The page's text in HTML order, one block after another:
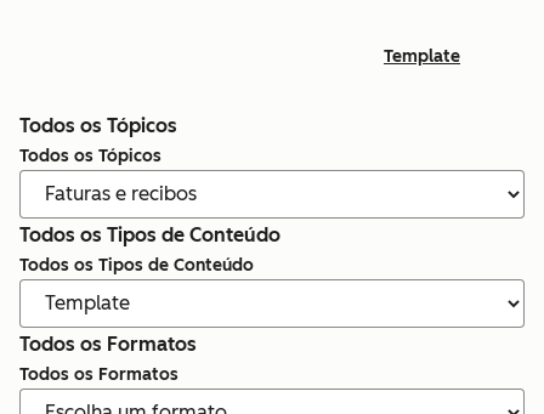
Template
Todos os Tópicos
Todos os Tópicos
Todos os Tipos de Conteúdo
Todos os Tipos de Conteúdo
Todos os Formatos
Todos os Formatos